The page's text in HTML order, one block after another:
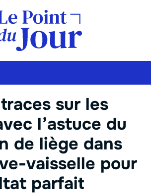
sur les
l’astuce du
de liège dans
vaisselle pour
parfait